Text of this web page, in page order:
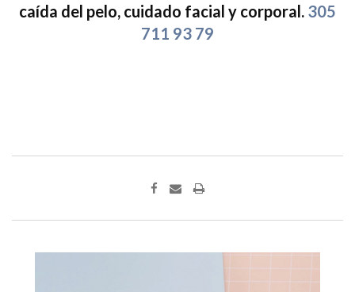
caída del pelo, cuidado facial y corporal. 305
711 93 79
Print